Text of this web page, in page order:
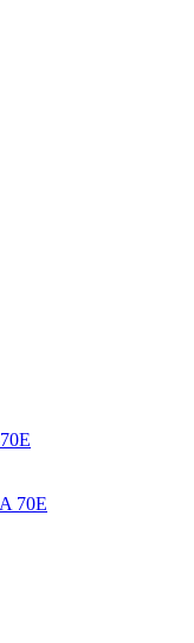
70E